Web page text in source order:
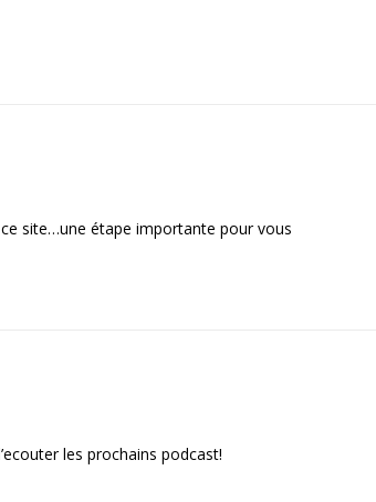
site…une étape importante pour vous
les prochains podcast!